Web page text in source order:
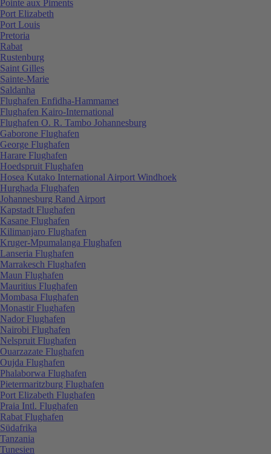
Pointe aux Piments
Port Elizabeth
Port Louis
Pretoria
Rabat
Rustenburg
Saint Gilles
Sainte-Marie
Saldanha
Flughafen Enfidha-Hammamet
Flughafen Kairo-International
Flughafen O. R. Tambo Johannesburg
Gaborone Flughafen
George Flughafen
Harare Flughafen
Hoedspruit Flughafen
Hosea Kutako International Airport Windhoek
Hurghada Flughafen
Johannesburg Rand Airport
Kapstadt Flughafen
Kasane Flughafen
Kilimanjaro Flughafen
Kruger-Mpumalanga Flughafen
Lanseria Flughafen
Marrakesch Flughafen
Maun Flughafen
Mauritius Flughafen
Mombasa Flughafen
Monastir Flughafen
Nador Flughafen
Nairobi Flughafen
Nelspruit Flughafen
Ouarzazate Flughafen
Oujda Flughafen
Phalaborwa Flughafen
Pietermaritzburg Flughafen
Port Elizabeth Flughafen
Praia Intl. Flughafen
Rabat Flughafen
Südafrika
Tanzania
Tunesien